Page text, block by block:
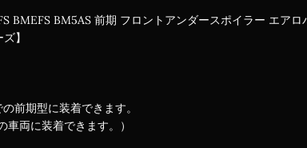
BMEFS BM5AS 前期 フロントアンダースポイラー エアロ
】
前期型に装着できます。
車両に装着できます。）